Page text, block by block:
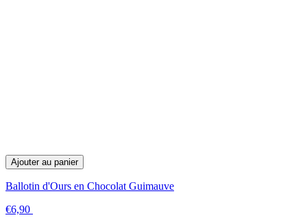
Ajouter au panier
Ballotin d'Ours en Chocolat Guimauve
€6,90